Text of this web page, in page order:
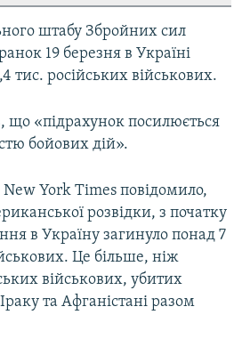
штабу Збройних сил
19 березня в Україні
тис. російських військових.
що «підрахунок посилюється
бойових дій».
York Times повідомило,
розвідки, з початку
в Україну загинуло понад 7
Це більше, ніж
військових, убитих
та Афганістані разом